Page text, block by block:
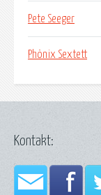
Pete Seeger
Phönix Sextett
Kontakt: